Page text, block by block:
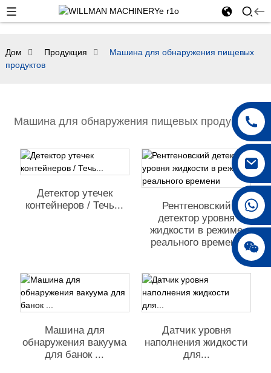
+86 18250231863
Дом Продукция
Машина для обнаружения пищевых
продуктов
Машина для обнаружения пищевых продуктов
Детектор утечек
контейнеров / Течь...
Рентгеновский
детектор уровня
жидкости в режиме
реального времени
Машина для
обнаружения вакуума
для банок ...
Датчик уровня
наполнения жидкости
для...